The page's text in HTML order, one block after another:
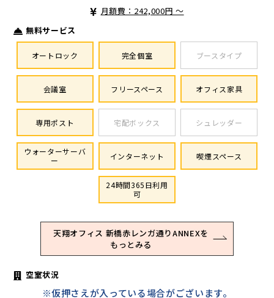
月額費：242,000円 ～
無料サービス
オートロック 完全個室 ブースタイプ
会議室 フリースペース オフィス家具
専用ポスト 宅配ボックス シュレッダー
ウォーターサーバ
ー
インターネット 喫煙スペース
24時間365日利用
可
天翔オフィス 新橋赤レンガ通りANNEXを
もっとみる
空室状況
※仮押さえが入っている場合がございます。